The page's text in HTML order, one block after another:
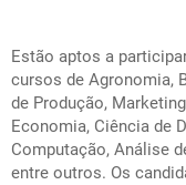
Estão aptos a
cursos de Agronomia,
de Produção,
Economia, Ciência de
Computação, Análise
entre outros. Os